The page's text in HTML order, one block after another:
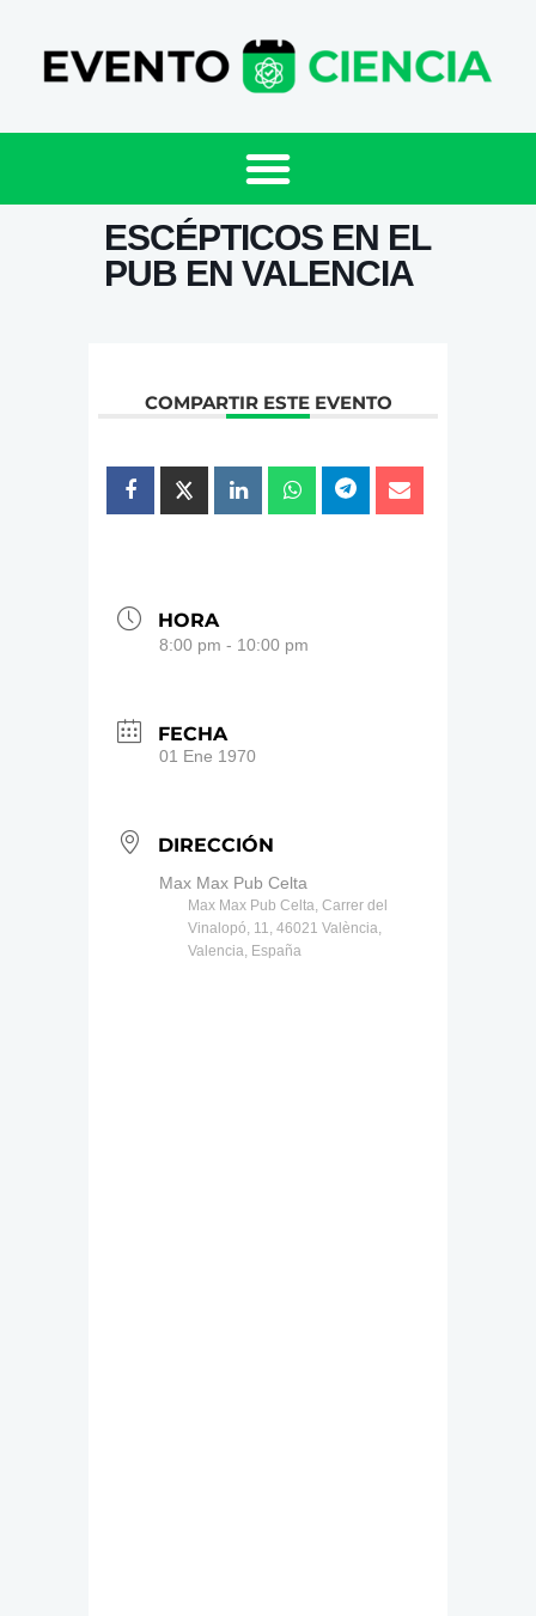
ESCÉPTICOS EN EL
PUB EN VALENCIA
COMPARTIR ESTE EVENTO
HORA
8:00 pm - 10:00 pm
FECHA
01 Ene 1970
DIRECCIÓN
Max Max Pub Celta
Max Max Pub Celta, Carrer del
Vinalopó, 11, 46021 València,
Valencia, España